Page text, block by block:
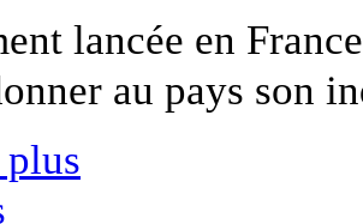
lancée en
au pays son